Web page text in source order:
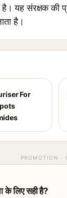
यह संरक्षक की
है।
For
PROMOTION ·
लिए सही है?